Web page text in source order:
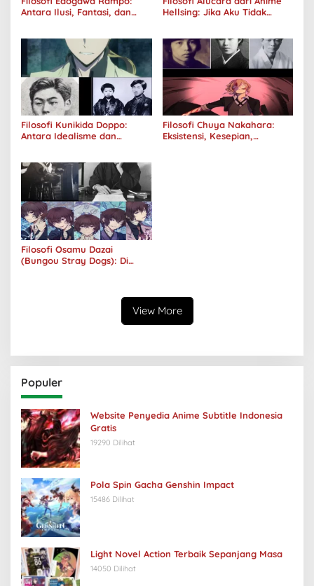
Antara Ilusi, Fantasi, dan
Hellsing: Jika Aku Tidak
Filosofi Kunikida Doppo:
Antara Idealisme dan
Filosofi Chuya Nakahara:
Eksistensi, Kesepian,
Filosofi Osamu Dazai
(Bungou Stray Dogs): Di
View More
Populer
Website Penyedia Anime Subtitle Indonesia
Gratis
19290 Dilihat
Pola Spin Gacha Genshin Impact
15486 Dilihat
Light Novel Action Terbaik Sepanjang Masa
14050 Dilihat